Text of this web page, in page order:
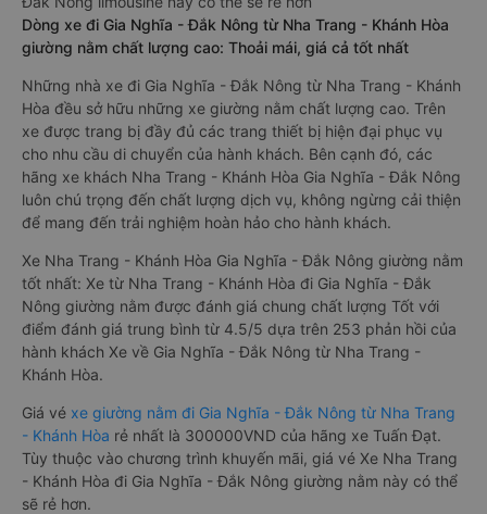
Dòng xe đi Gia Nghĩa - Đắk Nông từ Nha Trang - Khánh Hòa
giường nằm chất lượng cao: Thoải mái, giá cả tốt nhất
Những nhà xe đi Gia Nghĩa - Đắk Nông từ Nha Trang - Khánh
Hòa đều sở hữu những xe giường nằm chất lượng cao. Trên
xe được trang bị đầy đủ các trang thiết bị hiện đại phục vụ
cho nhu cầu di chuyển của hành khách. Bên cạnh đó, các
hãng xe khách Nha Trang - Khánh Hòa Gia Nghĩa - Đắk Nông
luôn chú trọng đến chất lượng dịch vụ, không ngừng cải thiện
để mang đến trải nghiệm hoàn hảo cho hành khách.
Xe Nha Trang - Khánh Hòa Gia Nghĩa - Đắk Nông giường nằm
tốt nhất: Xe từ Nha Trang - Khánh Hòa đi Gia Nghĩa - Đắk
Nông giường nằm được đánh giá chung chất lượng Tốt với
điểm đánh giá trung bình từ 4.5/5 dựa trên 253 phản hồi của
hành khách Xe về Gia Nghĩa - Đắk Nông từ Nha Trang -
Khánh Hòa.
Giá vé xe giường nằm đi Gia Nghĩa - Đắk Nông từ Nha Trang
- Khánh Hòa rẻ nhất là 300000VND của hãng xe Tuấn Đạt.
Tùy thuộc vào chương trình khuyến mãi, giá vé Xe Nha Trang
- Khánh Hòa đi Gia Nghĩa - Đắk Nông giường nằm này có thể
sẽ rẻ hơn.